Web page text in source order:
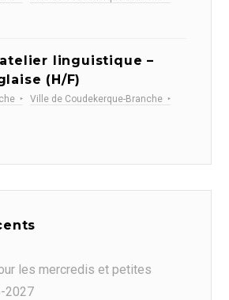
linguistique –
(H/F)
Ville de Coudekerque-Branche
les mercredis et petites
2027